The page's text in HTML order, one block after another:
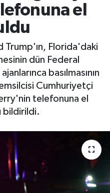
el
Trump'ın, Florida'daki
dün Federal
basılmasının
Cumhuriyetçi
telefonuna el
bildirildi.